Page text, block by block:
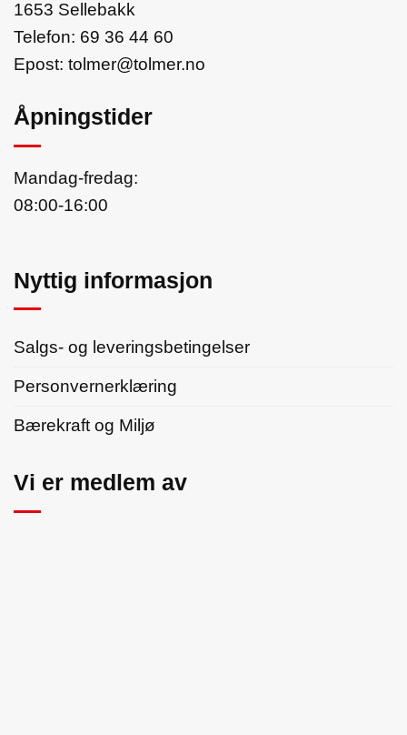
1653 Sellebakk
Telefon: 69 36 44 60
Epost: tolmer@tolmer.no
Åpningstider
Mandag-fredag:
08:00-16:00
Nyttig informasjon
Salgs- og leveringsbetingelser
Personvernerklæring
Bærekraft og Miljø
Vi er medlem av